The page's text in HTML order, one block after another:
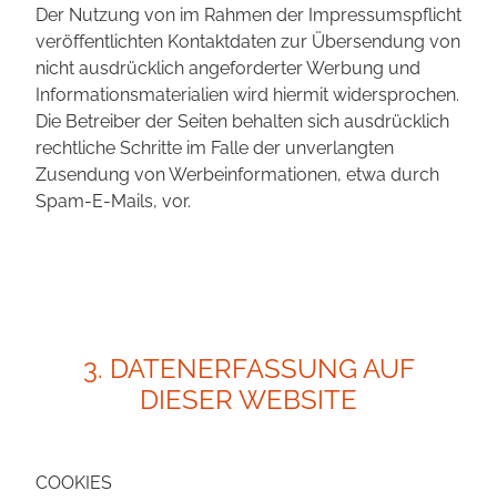
Der Nutzung von im Rahmen der Impressumspflicht
veröffentlichten Kontaktdaten zur Übersendung von
nicht ausdrücklich angeforderter Werbung und
Informationsmaterialien wird hiermit widersprochen.
Die Betreiber der Seiten behalten sich ausdrücklich
rechtliche Schritte im Falle der unverlangten
Zusendung von Werbeinformationen, etwa durch
Spam-E-Mails, vor.
3. DATENERFASSUNG AUF
DIESER WEBSITE
COOKIES